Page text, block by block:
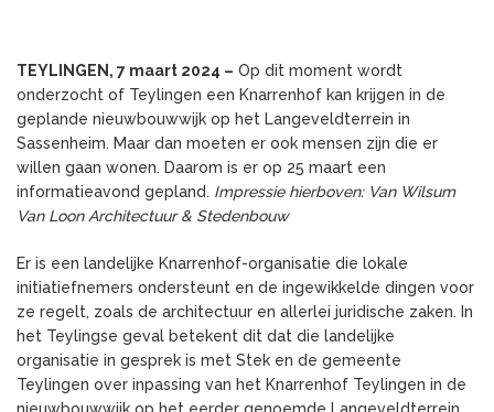
TEYLINGEN, 7 maart 2024 – Op dit moment wordt
onderzocht of Teylingen een Knarrenhof kan krijgen in de
geplande nieuwbouwwijk op het Langeveldterrein in
Sassenheim. Maar dan moeten er ook mensen zijn die er
willen gaan wonen. Daarom is er op 25 maart een
informatieavond gepland. Impressie hierboven: Van Wilsum
Van Loon Architectuur & Stedenbouw
Er is een landelijke Knarrenhof-organisatie die lokale
initiatiefnemers ondersteunt en de ingewikkelde dingen voor
ze regelt, zoals de architectuur en allerlei juridische zaken. In
het Teylingse geval betekent dit dat die landelijke
organisatie in gesprek is met Stek en de gemeente
Teylingen over inpassing van het Knarrenhof Teylingen in de